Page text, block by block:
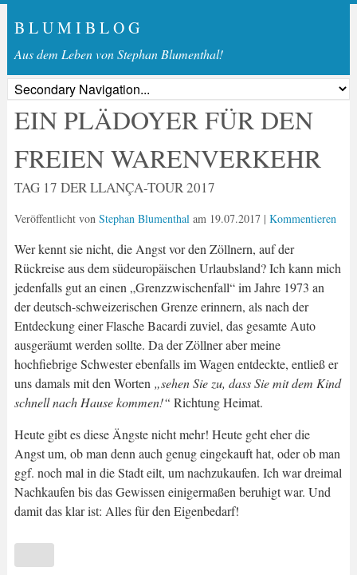
B L U M I B L O G
Aus dem Leben von Stephan Blumenthal!
EIN PLÄDOYER FÜR DEN
FREIEN WARENVERKEHR
TAG 17 DER LLANÇA-TOUR 2017
Veröffentlicht von Stephan Blumenthalam 19.07.2017| Kommentieren
Wer kennt sie nicht, die Angst vor den Zöllnern, auf der
Rückreise aus dem südeuropäischen Urlaubsland? Ich kann mich
jedenfalls gut an einen „Grenzzwischenfall“ im Jahre 1973 an
der deutsch-schweizerischen Grenze erinnern, als nach der
Entdeckung einer Flasche Bacardi zuviel, das gesamte Auto
ausgeräumt werden sollte. Da der Zöllner aber meine
hochfiebrige Schwester ebenfalls im Wagen entdeckte, entließ er
uns damals mit den Worten „sehen Sie zu, dass Sie mit dem Kind
schnell nach Hause kommen!“ Richtung Heimat.
Heute gibt es diese Ängste nicht mehr! Heute geht eher die
Angst um, ob man denn auch genug eingekauft hat, oder ob man
ggf. noch mal in die Stadt eilt, um nachzukaufen. Ich war dreimal
Nachkaufen bis das Gewissen einigermaßen beruhigt war. Und
damit das klar ist: Alles für den Eigenbedarf!